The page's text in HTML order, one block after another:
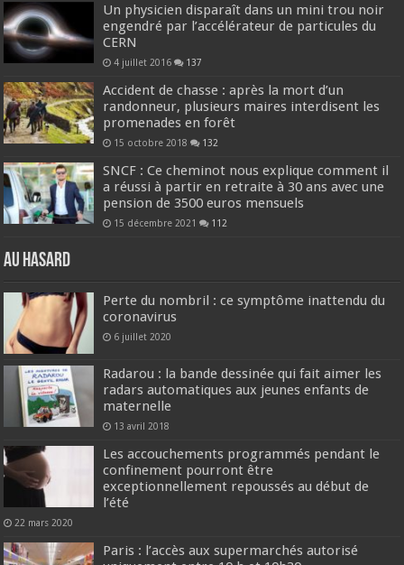
Un physicien disparaît dans un mini trou noir
engendré par l’accélérateur de particules du
CERN
4 juillet 2016 137
Accident de chasse : après la mort d’un
randonneur, plusieurs maires interdisent les
promenades en forêt
15 octobre 2018 132
SNCF : Ce cheminot nous explique comment il
a réussi à partir en retraite à 30 ans avec une
pension de 3500 euros mensuels
15 décembre 2021 112
Au hasard
Perte du nombril : ce symptôme inattendu du
coronavirus
6 juillet 2020
Radarou : la bande dessinée qui fait aimer les
radars automatiques aux jeunes enfants de
maternelle
13 avril 2018
Les accouchements programmés pendant le
confinement pourront être
exceptionnellement repoussés au début de
l’été
22 mars 2020
Paris : l’accès aux supermarchés autorisé